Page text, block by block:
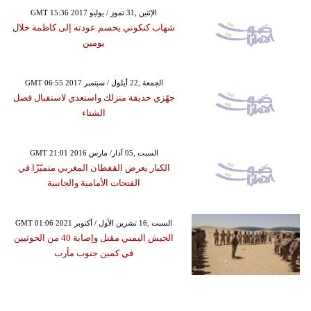
GMT 15:36 2017 الإثنين ,31 تموز / يوليو
شهاب كنكوني يحسم عودته إلى كاظمة خلال
يومين
GMT 06:55 2017 الجمعة ,22 أيلول / سبتمبر
جهّزي حديقة منزلك واستعدي لاستقبال فصل
الشتاء
GMT 21:01 2016 السبت ,05 آذار/ مارس
الكبار يعرض القفطان المغربي متميّزًا في
الفتحات الأمامية والجانبية
GMT 01:06 2021 السبت ,16 تشرين الأول / أكتوبر
الجيش اليمني مقتل وإصابة 40 من الحوثيين
في كمين جنوب مأرب